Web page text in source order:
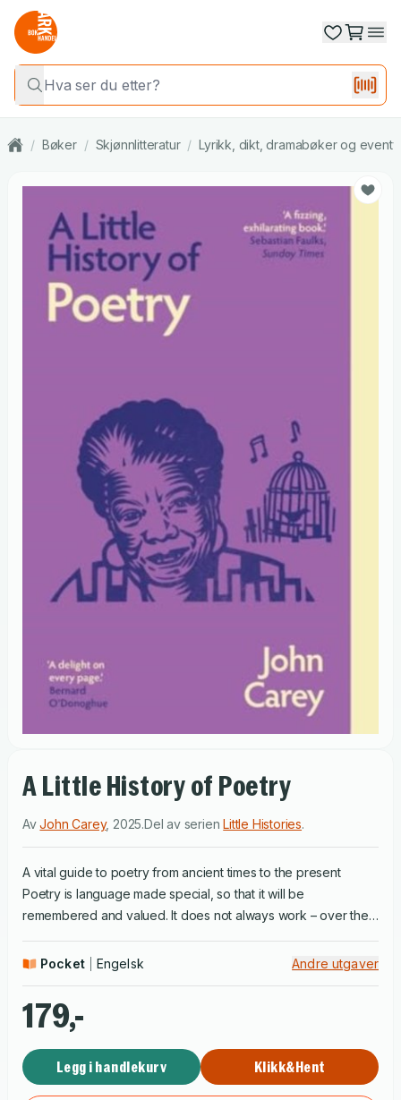
/ Bøker / Skjønnlitteratur / Lyrikk, dikt, dramabøker og
A Little History of Poetry
AvJohn Carey, 2025.Del av serienLittle Histories.
A vital guide to poetry from ancient times to the present
Poetry is language made special, so that it will be
remembered and valued. It does not always work – over the
forgotten. This Little History is about some that have not.
poems, from the oldest surviving one written nearly 4,000
years ago to those being written today. Carey looks at poets
Shakespeare, Whitman and Yeats – and more recent poets
like Sylvia Plath, Seamus Heaney, and Marianne Moore who
Pocket Engelsk Andre utgaver
179,-
Legg i handlekurv Klikk&Hent